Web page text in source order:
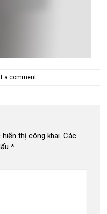
a comment
thị công khai. Các
*